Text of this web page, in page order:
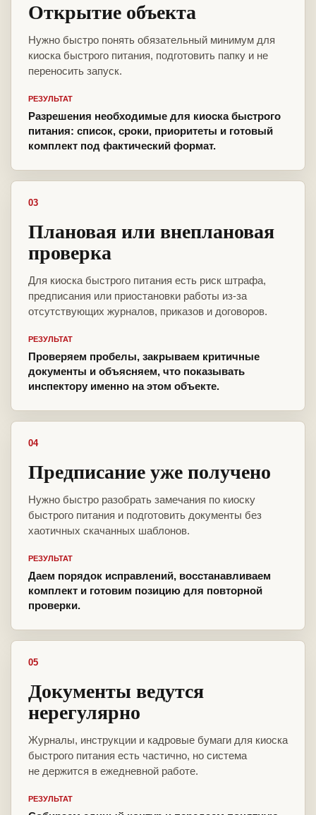
Открытие объекта
Нужно быстро понять обязательный минимум для
киоска быстрого питания, подготовить папку и не
переносить запуск.
РЕЗУЛЬТАТ
Разрешения необходимые для киоска быстрого
питания: список, сроки, приоритеты и готовый
комплект под фактический формат.
03
Плановая или внеплановая
проверка
Для киоска быстрого питания есть риск штрафа,
предписания или приостановки работы из-за
отсутствующих журналов, приказов и договоров.
РЕЗУЛЬТАТ
Проверяем пробелы, закрываем критичные
документы и объясняем, что показывать
инспектору именно на этом объекте.
04
Предписание уже получено
Нужно быстро разобрать замечания по киоску
быстрого питания и подготовить документы без
хаотичных скачанных шаблонов.
РЕЗУЛЬТАТ
Даем порядок исправлений, восстанавливаем
комплект и готовим позицию для повторной
проверки.
05
Документы ведутся
нерегулярно
Журналы, инструкции и кадровые бумаги для киоска
быстрого питания есть частично, но система
не держится в ежедневной работе.
РЕЗУЛЬТАТ